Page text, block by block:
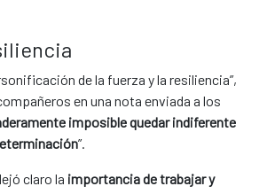
de la fuerza y la resiliencia”,
en una nota enviada a los
imposible quedar indiferente
”.
claro la importancia de trabajar y